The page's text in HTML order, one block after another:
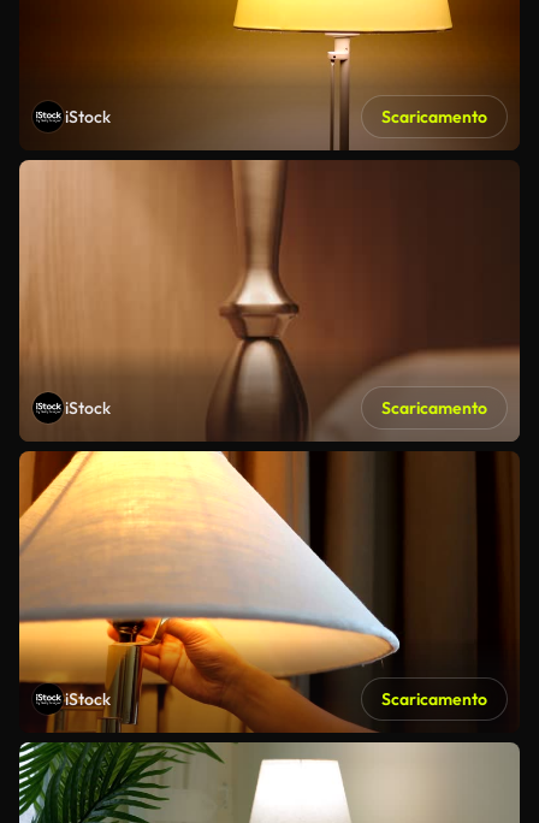
iStock Scaricamento
iStock Scaricamento
iStock Scaricamento